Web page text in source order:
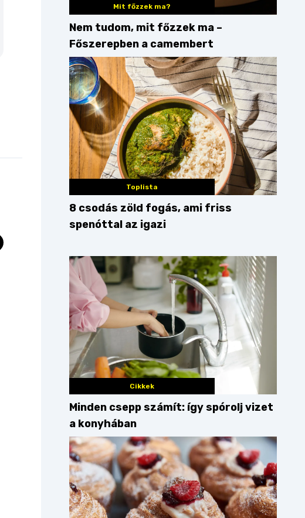
Mit főzzek ma?
Nem tudom, mit főzzek ma –
Főszerepben a camembert
Toplista
8 csodás zöld fogás, ami friss
spenóttal az igazi
Cikkek
Minden csepp számít: így spórolj vizet
a konyhában